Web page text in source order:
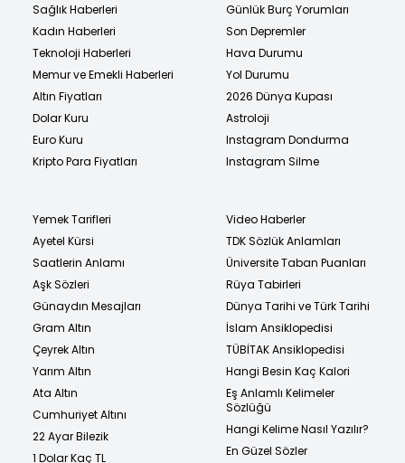
Sağlık Haberleri
Kadın Haberleri
Teknoloji Haberleri
Memur ve Emekli Haberleri
Altın Fiyatları
Dolar Kuru
Euro Kuru
Kripto Para Fiyatları
Günlük Burç Yorumları
Son Depremler
Hava Durumu
Yol Durumu
2026 Dünya Kupası
Astroloji
Instagram Dondurma
Instagram Silme
Yemek Tarifleri
Ayetel Kürsi
Saatlerin Anlamı
Aşk Sözleri
Günaydın Mesajları
Gram Altın
Çeyrek Altın
Yarım Altın
Ata Altın
Cumhuriyet Altını
22 Ayar Bilezik
1 Dolar Kaç TL
Video Haberler
TDK Sözlük Anlamları
Üniversite Taban Puanları
Rüya Tabirleri
Dünya Tarihi ve Türk Tarihi
İslam Ansiklopedisi
TÜBİTAK Ansiklopedisi
Hangi Besin Kaç Kalori
Eş Anlamlı Kelimeler
Sözlüğü
Hangi Kelime Nasıl Yazılır?
En Güzel Sözler